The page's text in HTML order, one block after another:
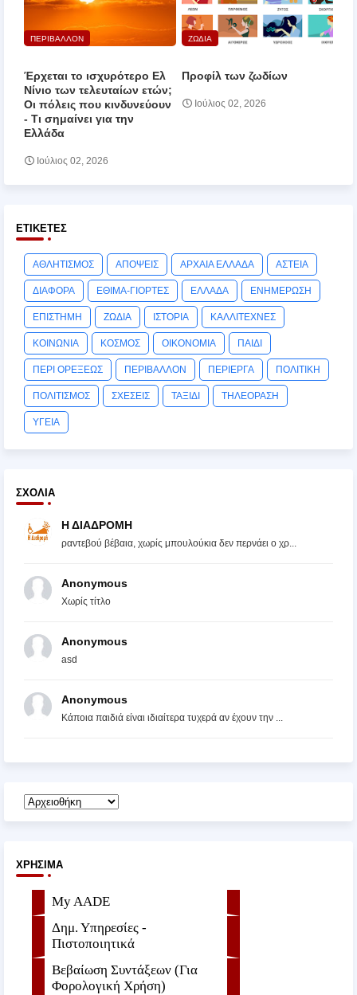
ΠΕΡΙΒΑΛΛΟΝ
Έρχεται το ισχυρότερο Ελ
Νίνιο των τελευταίων ετών;
Οι πόλεις που κινδυνεύουν
‑ Τι σημαίνει για την
Ελλάδα
Ιούλιος 02, 2026
ΖΩΔΙΑ
Προφίλ των ζωδίων
Ιούλιος 02, 2026
ΕΤΙΚΈΤΕΣ
ΑΘΛΗΤΙΣΜΟΣ ΑΠΟΨΕΙΣ ΑΡΧΑΙΑ ΕΛΛΑΔΑ ΑΣΤΕΙΑ
ΔΙΑΦΟΡΑ ΕΘΙΜΑ-ΓΙΟΡΤΕΣ ΕΛΛΑΔΑ ΕΝΗΜΕΡΩΣΗ
ΕΠΙΣΤΗΜΗ ΖΩΔΙΑ ΙΣΤΟΡΙΑ ΚΑΛΛΙΤΕΧΝΕΣ
ΚΟΙΝΩΝΙΑ ΚΟΣΜΟΣ ΟΙΚΟΝΟΜΙΑ ΠΑΙΔΙ
ΠΕΡΙ ΟΡΕΞΕΩΣ ΠΕΡΙΒΑΛΛΟΝ ΠΕΡΙΕΡΓΑ ΠΟΛΙΤΙΚΗ
ΠΟΛΙΤΙΣΜΟΣ ΣΧΕΣΕΙΣ ΤΑΞΙΔΙ ΤΗΛΕΟΡΑΣΗ
ΥΓΕΙΑ
ΣΧΌΛΙΑ
Η ΔΙΑΔΡΟΜΗ
ραντεβού βέβαια, χωρίς μπουλούκια δεν περνάει ο χρ...
Anonymous
Χωρίς τίτλο
Anonymous
asd
Anonymous
Κάποια παιδιά είναι ιδιαίτερα τυχερά αν έχουν την ...
ΧΡΉΣΙΜΑ
My AADE
Δημ. Υπηρεσίες -
Πιστοποιητικά
Βεβαίωση Συντάξεων (Για
Φορολογική Χρήση)